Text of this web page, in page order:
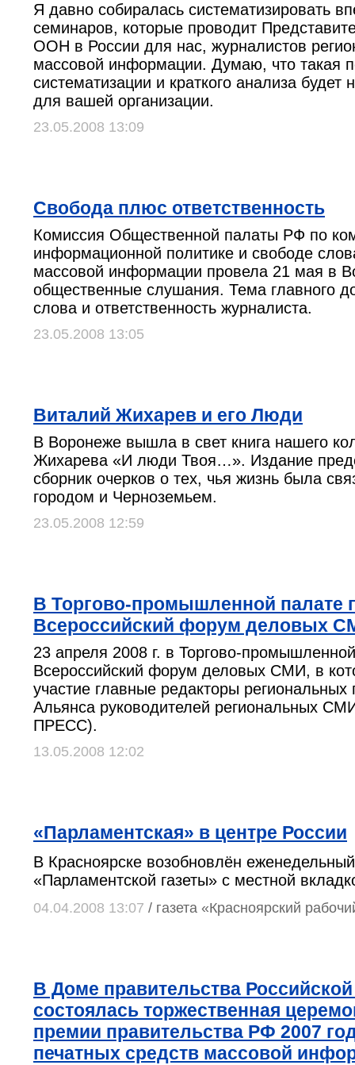
Я давно собиралась систематизировать
семинаров, которые проводит
ООН в России для нас, журналистов
массовой информации. Думаю, что такая
систематизации и краткого анализа будет
для вашей организации.
23.05.2008 13:09
Свобода плюс ответственность
Комиссия Общественной палаты РФ по
информационной политике и свободе
массовой информации провела 21 мая в
общественные слушания. Тема главного
слова и ответственность журналиста.
23.05.2008 13:05
Виталий Жихарев и его Люди
В Воронеже вышла в свет книга нашего
Жихарева «И люди Твоя…». Издание
сборник очерков о тех, чья жизнь была
городом и Черноземьем.
23.05.2008 12:59
В Торгово-промышленной палате
Всероссийский форум деловых
23 апреля 2008 г. в Торгово-
Всероссийский форум деловых СМИ, в
участие главные редакторы региональных
Альянса руководителей региональных
ПРЕСС).
13.05.2008 12:02
«Парламентская» в центре России
В Красноярске возобновлён
«Парламентской газеты» с местной
04.04.2008 13:07 / газета «Красноярский
В Доме правительства
состоялась торжественная
премии правительства РФ 2007
печатных средств массовой